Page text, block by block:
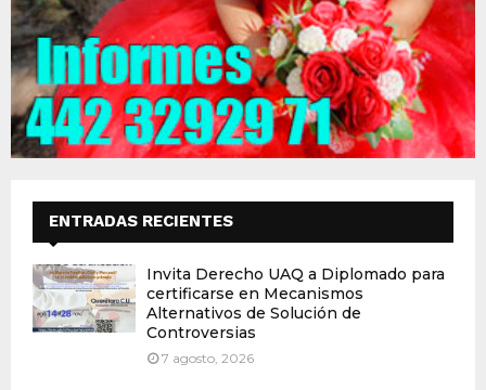
ENTRADAS RECIENTES
Invita Derecho UAQ a Diplomado para
certificarse en Mecanismos
Alternativos de Solución de
Controversias
7 agosto, 2026